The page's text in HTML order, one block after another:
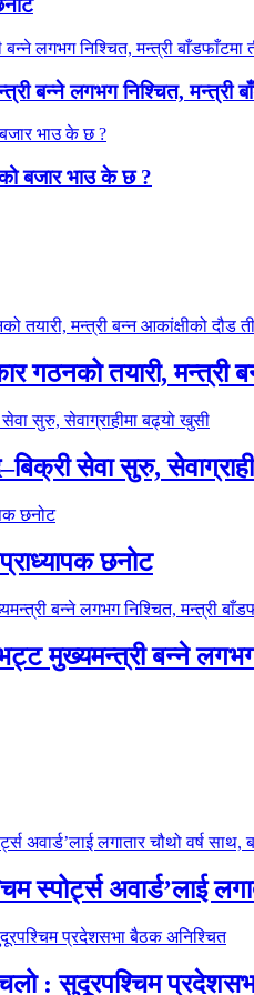
बन्ने लगभग निश्चित, मन्त्री
बजार भाउ के छ ?
गठनको तयारी, मन्त्री
सेवा सुरु,
छनोट
मुख्यमन्त्री बन्ने
स्पोर्ट्स अवार्ड’लाई
: सुदूरपश्चिम